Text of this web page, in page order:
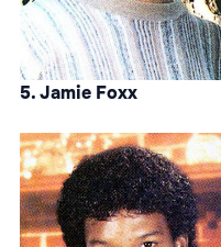
5. Jamie Foxx